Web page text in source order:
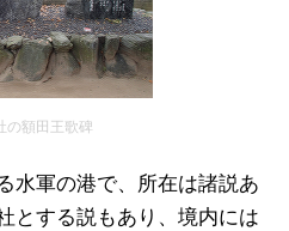
の額田王歌碑
水軍の港で、所在は諸説あ
とする説もあり、境内には